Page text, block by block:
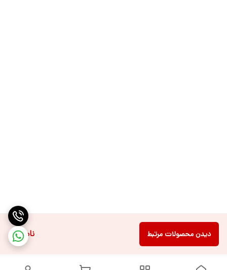
ناموجود دیدن محصولات مرتبط